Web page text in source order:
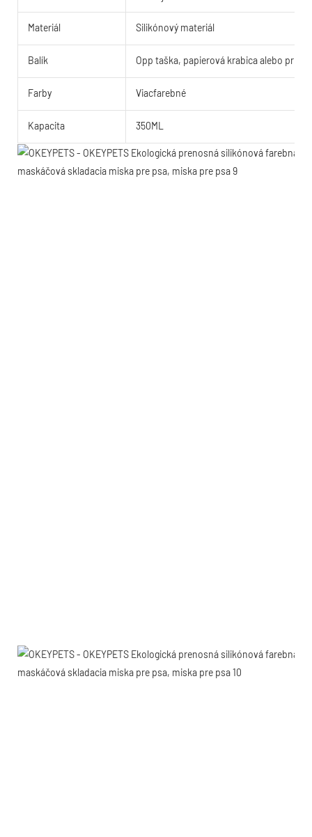
Materiál Silikónový materiál
Balík Opp taška, papierová krabica alebo
Farby Viacfarebné
Kapacita 350ML